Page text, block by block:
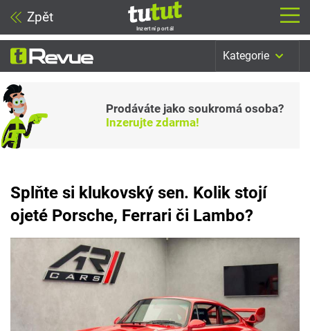
Zpět
Inzertní portál
Kategorie
Prodáváte jako soukromá osoba?
Inzerujte zdarma!
Splňte si klukovský sen. Kolik stojí
ojeté Porsche, Ferrari či Lambo?